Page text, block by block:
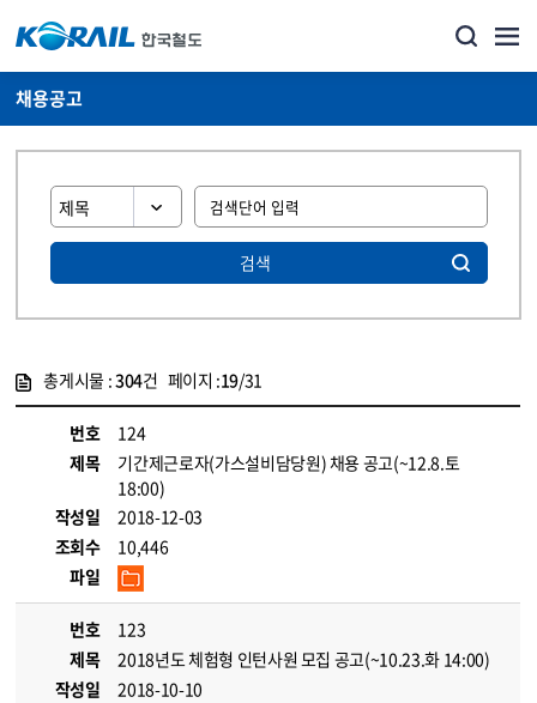
채용공고
검색
총게시물 :304건 페이지 :19/31
번호
124
제목
기간제근로자(가스설비담당원) 채용 공고(~12.8.토
18:00)
작성일
2018-12-03
조회수
10,446
파일
번호
123
제목
2018년도 체험형 인턴사원 모집 공고(~10.23.화 14:00)
작성일
2018-10-10